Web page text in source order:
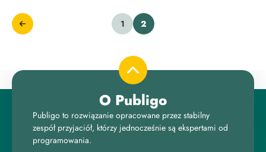
1 2
O Publigo
Publigo to rozwiązanie opracowane przez stabilny
zespół przyjaciół, którzy jednocześnie są ekspertami od
programowania.